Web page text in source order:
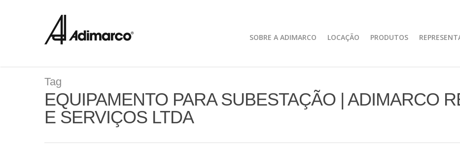
SOBRE A ADIMARCO LOCAÇÃO PRODUTOS
Tag
EQUIPAMENTO PARA SUBESTAÇÃO | ADIMARCO
E SERVIÇOS LTDA